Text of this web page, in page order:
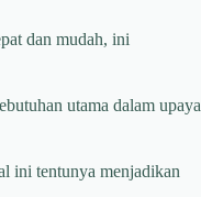
dan mudah, ini
utama dalam upaya
ini tentunya menjadikan